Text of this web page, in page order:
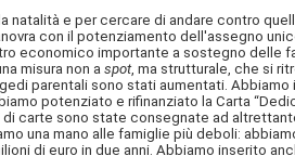
natalità e per cercare di andare contro
con il potenziamento dell'assegno
economico importante a sostegno delle
misura non aspot, ma strutturale, che si
parentali sono stati aumentati.
potenziato e rifinanziato la Carta
di carte sono state consegnate ad
una mano alle famiglie più deboli:
di euro in due anni. Abbiamo inserito